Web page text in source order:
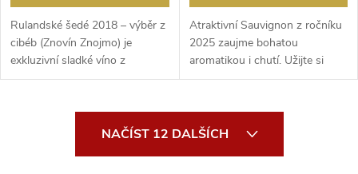
Rulandské šedé 2018 – výběr z
cibéb (Znovín Znojmo) je
exkluzivní sladké víno z
prestižní tratě Šobe...
Atraktivní Sauvignon z ročníku
2025 zaujme bohatou
aromatikou i chutí. Užijte si
tóny křupavého ang...
NAČÍST 12 DALŠÍCH